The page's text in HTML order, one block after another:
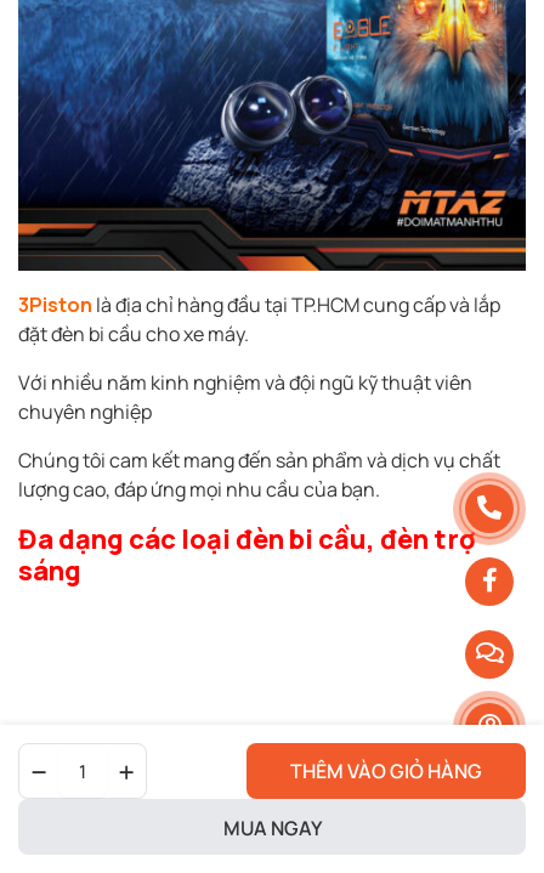
gầm
THÊM VÀO GIỎ HÀNG
MUA NGAY
3Piston là địa chỉ hàng đầu tại TP.HCM cung cấp và lắp
đặt đèn bi cầu cho xe máy.
Với nhiều năm kinh nghiệm và đội ngũ kỹ thuật viên
chuyên nghiệp
Chúng tôi cam kết mang đến sản phẩm và dịch vụ chất
lượng cao, đáp ứng mọi nhu cầu của bạn.
Đa dạng các loại đèn bi cầu, đèn trợ
sáng